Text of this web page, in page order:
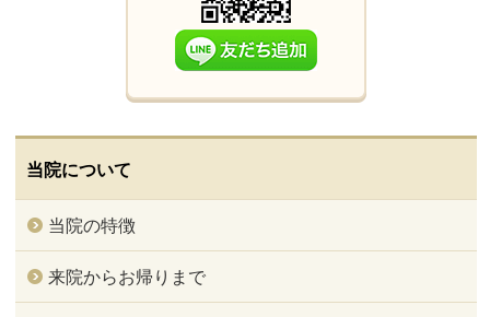
当院について
当院の特徴
来院からお帰りまで